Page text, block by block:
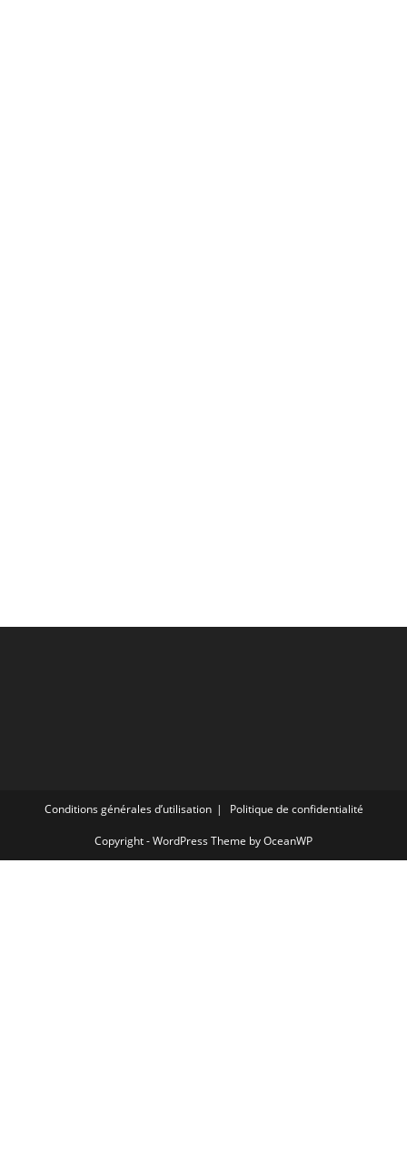
Conditions générales d’utilisation Politique de confidentialité
Copyright - WordPress Theme by OceanWP